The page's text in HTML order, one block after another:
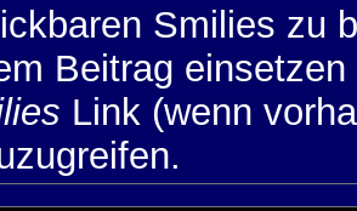
Smilies zu
Beitrag
Link (wenn